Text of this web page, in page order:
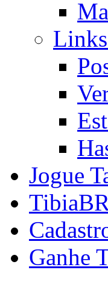
Jogue
Ganhe